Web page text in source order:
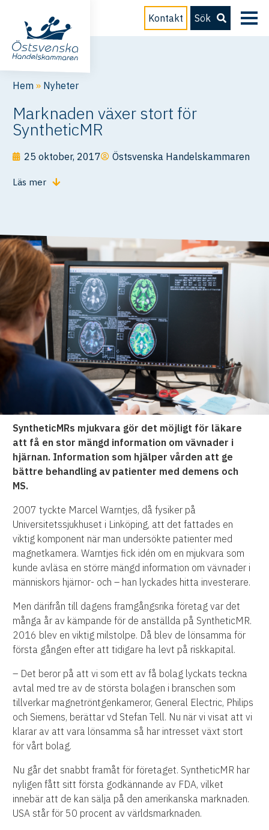
Kontakt Sök
Hem » Nyheter
Marknaden växer stort för
SyntheticMR
25 oktober, 2017 Östsvenska Handelskammaren
Läs mer
SyntheticMRs mjukvara gör det möjligt för läkare
att få en stor mängd information om vävnader i
hjärnan. Information som hjälper vården att ge
bättre behandling av patienter med demens och
MS.
2007 tyckte Marcel Warntjes, då fysiker på
Universitetssjukhuset i Linköping, att det fattades en
viktig komponent när man undersökte patienter med
magnetkamera. Warntjes fick idén om en mjukvara som
kunde avläsa en större mängd information om vävnader i
människors hjärnor- och – han lyckades hitta investerare.
Men därifrån till dagens framgångsrika företag var det
många år av kämpande för de anställda på SyntheticMR.
2016 blev en viktig milstolpe. Då blev de lönsamma för
första gången efter att tidigare ha levt på riskkapital.
– Det beror på att vi som ett av få bolag lyckats teckna
avtal med tre av de största bolagen i branschen som
tillverkar magnetröntgenkameror, General Electric, Philips
och Siemens, berättar vd Stefan Tell. Nu när vi visat att vi
klarar av att vara lönsamma så har intresset växt stort
för vårt bolag.
Nu går det snabbt framåt för företaget. SyntheticMR har
nyligen fått sitt första godkännande av FDA, vilket
innebär att de kan sälja på den amerikanska marknaden.
USA står för 50 procent av världsmarknaden.